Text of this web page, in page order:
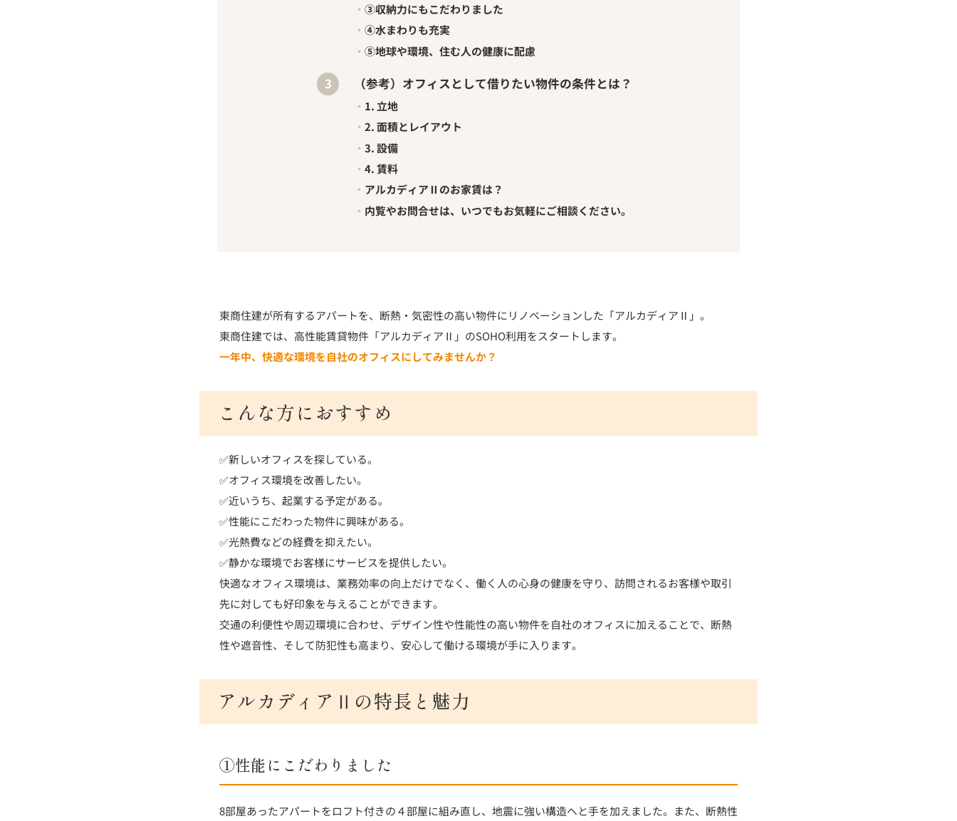
③収納力にもこだわりました
④水まわりも充実
⑤地球や環境、住む人の健康に配慮
（参考）オフィスとして借りたい物件の条件とは？
1. 立地
2. 面積とレイアウト
3. 設備
4. 賃料
アルカディアⅡのお家賃は？
内覧やお問合せは、いつでもお気軽にご相談ください。
東商住建が所有するアパートを、断熱・気密性の高い物件にリノベーションした「アルカディアⅡ」。
東商住建では、高性能賃貸物件「アルカディアⅡ」のSOHO利用をスタートします。
一年中、快適な環境を自社のオフィスにしてみませんか？
こんな方におすすめ
✅新しいオフィスを探している。
✅オフィス環境を改善したい。
✅近いうち、起業する予定がある。
✅性能にこだわった物件に興味がある。
✅光熱費などの経費を抑えたい。
✅静かな環境でお客様にサービスを提供したい。
快適なオフィス環境は、業務効率の向上だけでなく、働く人の心身の健康を守り、訪問されるお客様や取引
先に対しても好印象を与えることができます。
交通の利便性や周辺環境に合わせ、デザイン性や性能性の高い物件を自社のオフィスに加えることで、断熱
性や遮音性、そして防犯性も高まり、安心して働ける環境が手に入ります。
アルカディアⅡの特長と魅力
①性能にこだわりました
8部屋あったアパートをロフト付きの４部屋に組み直し、地震に強い構造へと手を加えました。また、断熱性